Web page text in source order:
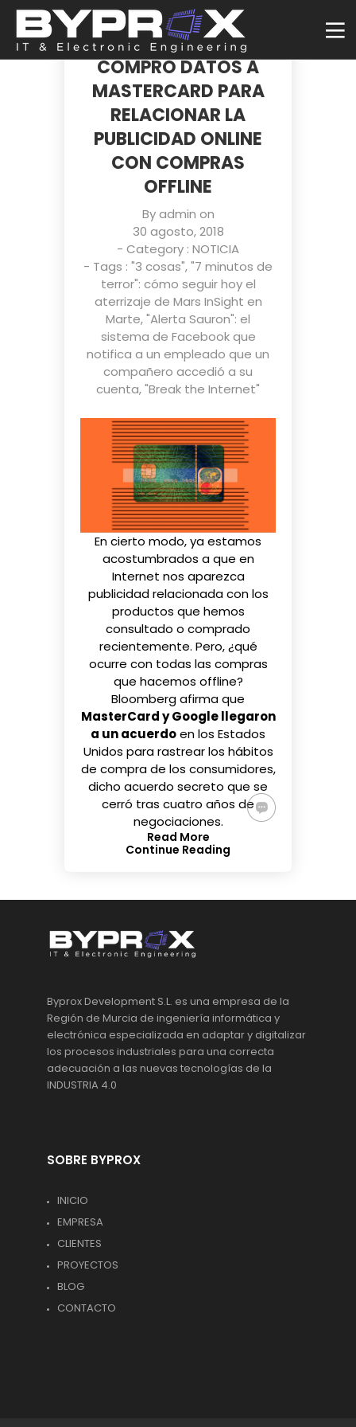
GOOGLE
SUPUESTAMENTE
COMPRÓ DATOS A
MASTERCARD PARA
RELACIONAR LA
PUBLICIDAD ONLINE
CON COMPRAS
OFFLINE
Byadmin on
30 agosto, 2018
- Category : NOTICIA
- Tags : "3 cosas","7 minutos de
terror": cómo seguir hoy el
aterrizaje de Mars InSight en
Marte,"Alerta Sauron": el
sistema de Facebook que
notifica a un empleado que un
compañero accedió a su
cuenta,"Break the Internet"
En cierto modo, ya estamos
acostumbrados a que en
Internet nos aparezca
publicidad relacionadacon los
productos que hemos
consultado o comprado
recientemente. Pero, ¿qué
ocurre con todas las compras
que hacemos offline?
Bloombergafirmaque
MasterCard y Google llegaron
a un acuerdoen los Estados
Unidos para rastrear los hábitos
de compra de los consumidores,
dicho acuerdo secreto que se
cerró tras cuatro años de
negociaciones.
Read More
Continue Reading
Byprox Development S.L. es una empresa de la
Región de Murcia de ingeniería informática y
electrónica especializada en adaptar y digitalizar
los procesos industriales para una correcta
adecuación a las nuevas tecnologías de la
INDUSTRIA 4.0
SOBRE BYPROX
INICIO
EMPRESA
CLIENTES
PROYECTOS
BLOG
CONTACTO